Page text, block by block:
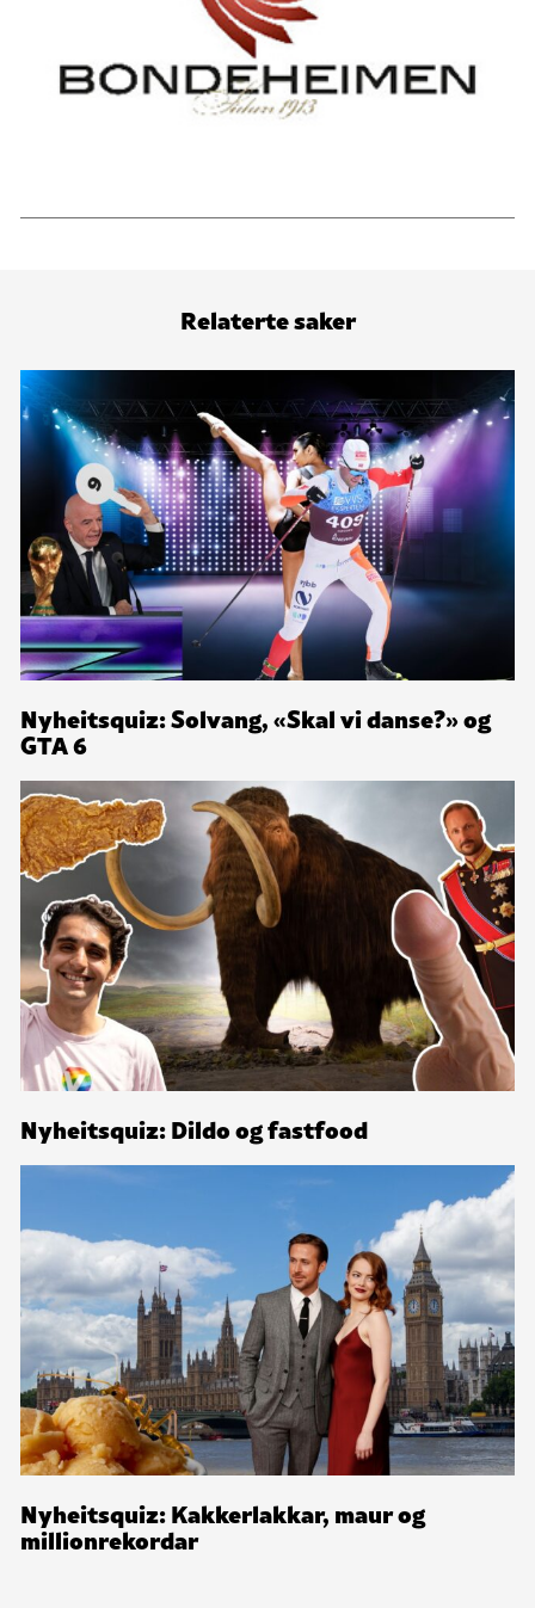
Relaterte saker
Nyheitsquiz: Solvang, «Skal vi danse?» og
GTA 6
Nyheitsquiz: Dildo og fastfood
Nyheitsquiz: Kakkerlakkar, maur og
millionrekordar